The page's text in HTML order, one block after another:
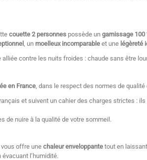
couette 2 personnes possède un garnissage 100
, un moelleux incomparable et une légèreté
alliée contre les nuits froides : chaude sans être
en France , dans le respect des normes de qualité
et suivent un cahier des charges strictes :
de nuire à la qualité de votre sommeil.
vous offre une chaleur enveloppante tout en
l’humidité.